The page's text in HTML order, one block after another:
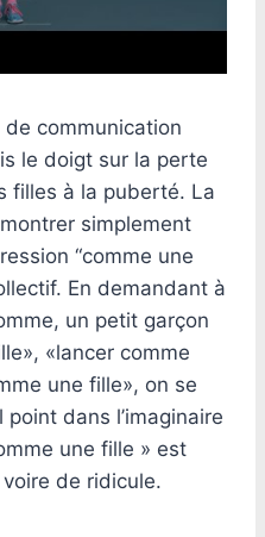
de communication
le doigt sur la perte
filles à la puberté. La
simplement
“comme une
En demandant à
un petit garçon
«lancer comme
une fille», on se
dans l’imaginaire
une fille » est
de ridicule.